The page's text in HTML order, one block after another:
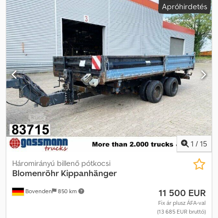
acél, abroncs méret:215/75R17.5, szín:fehér, futásteljesítmény:
1 001 km, hajtástípus:egyéb, vezetőfülke:egyéb, Felszereltség:
ABS, Jármű helye: Bovenden, 2 tengely, tandem kivitel, laprugós
felfüggesztés, ABS (blokkolásgátló rendszer), rakományrögzítő
fülek, mechanikus rámpák, első támasztóláb, hátsó támasztóláb,
szerszámosláda, magasságában állítható vonórúd. Dwjdpott Szgsfx
Aldja Felépítmény: 2 tengelyes mélyágyas pótkocsi lehajtható
rámpákkal. Rámpák hossza: 2150 mm, rakodási magasság kb. 670
mm. A tartozékokra vonatkozó adatok tájékoztató jellegűek, a
változtatás, közbenső értékesítés és tévedések jogát fenntartjuk!
Apróhirdetés
1 / 15
Bovenden 850 km
Háromirányú billenő pótkocsi
Blomenröhr Kippanhänger
11 500 EUR
Fix ár plusz ÁFA-val
(13 685 EUR bruttó)